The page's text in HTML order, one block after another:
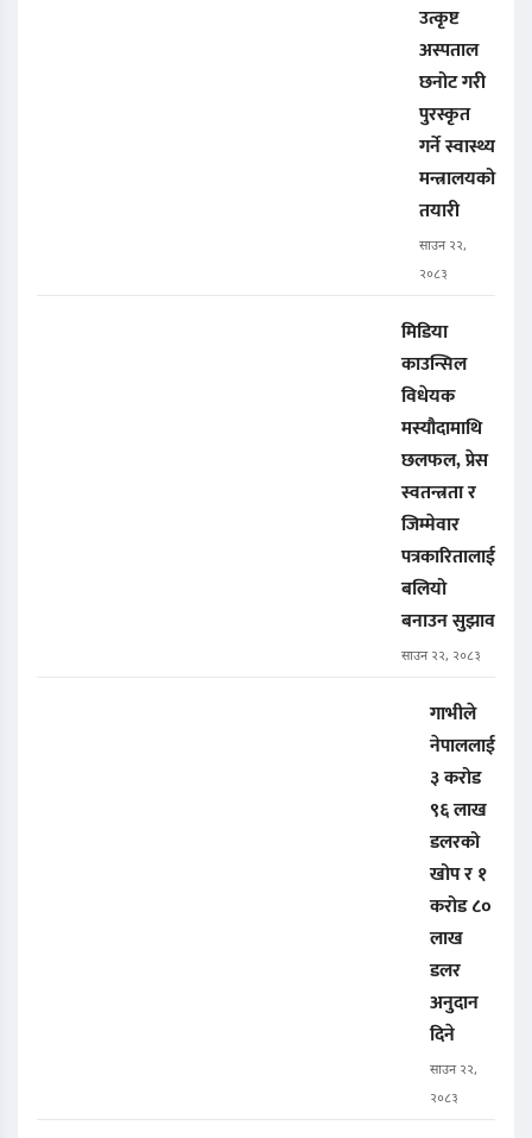
उत्कृष्ट
अस्पताल
छनोट गरी
पुरस्कृत
गर्ने स्वास्थ्य
मन्त्रालयको
तयारी
साउन २२,
२०८३
मिडिया
काउन्सिल
विधेयक
मस्यौदामाथि
छलफल, प्रेस
स्वतन्त्रता र
जिम्मेवार
पत्रकारितालाई
बलियो
बनाउन सुझाव
साउन २२, २०८३
गाभीले
नेपाललाई
३ करोड
९६ लाख
डलरको
खोप र १
करोड ८०
लाख
डलर
अनुदान
दिने
साउन २२,
२०८३